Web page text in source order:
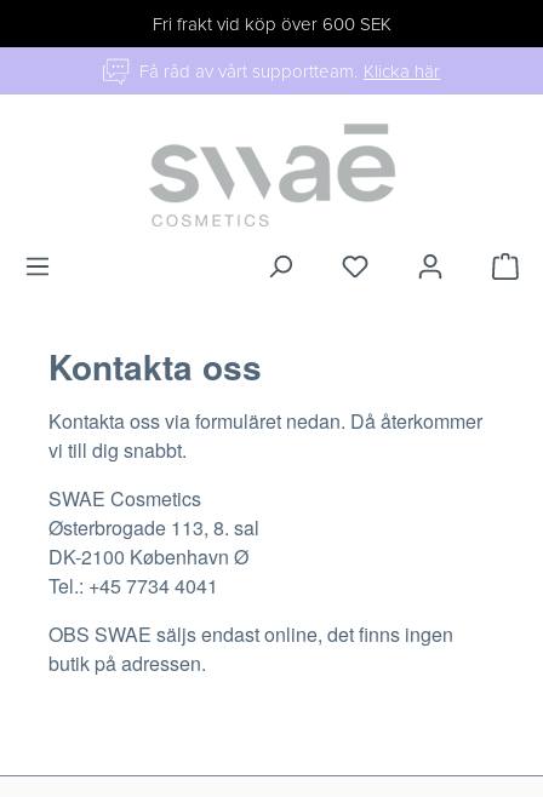
Fri frakt vid köp över 600 SEK
Få råd av vårt supportteam. Klicka här
Kontakta oss
Kontakta oss via formuläret nedan. Då återkommer
vi till dig snabbt.
SWAE Cosmetics
Østerbrogade 113, 8. sal
DK-2100 København Ø
Tel.: +45 7734 4041
OBS SWAE säljs endast online, det finns ingen
butik på adressen.